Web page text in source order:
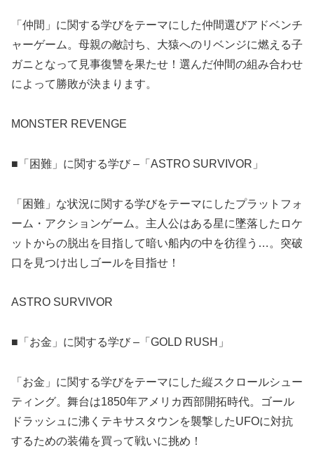
「仲間」に関する学びをテーマにした仲間選びアドベンチ
ャーゲーム。母親の敵討ち、大猿へのリベンジに燃える子
ガニとなって見事復讐を果たせ！選んだ仲間の組み合わせ
によって勝敗が決まります。
MONSTER REVENGE
■「困難」に関する学び –「ASTRO SURVIVOR」
「困難」な状況に関する学びをテーマにしたプラットフォ
ーム・アクションゲーム。主人公はある星に墜落したロケ
ットからの脱出を目指して暗い船内の中を彷徨う…。突破
口を見つけ出しゴールを目指せ！
ASTRO SURVIVOR
■「お金」に関する学び –「GOLD RUSH」
「お金」に関する学びをテーマにした縦スクロールシュー
ティング。舞台は1850年アメリカ西部開拓時代。ゴール
ドラッシュに沸くテキサスタウンを襲撃したUFOに対抗
するための装備を買って戦いに挑め！